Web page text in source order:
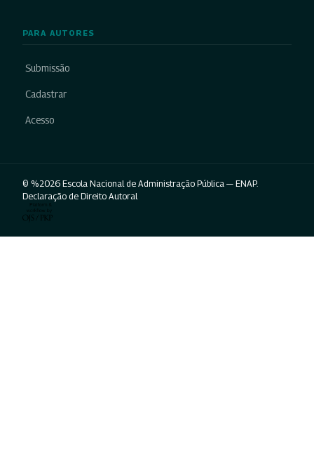
PARA AUTORES
Submissão
Cadastrar
Acesso
© %2026 Escola Nacional de Administração Pública — ENAP.
Declaração de Direito Autoral